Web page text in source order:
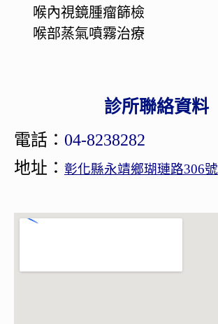
喉內視鏡腫瘤篩檢
喉部蒸氣噴霧治療
診所聯絡資料
電話： 04-8238282
地址： 彰化縣永靖鄉瑚璉路306號